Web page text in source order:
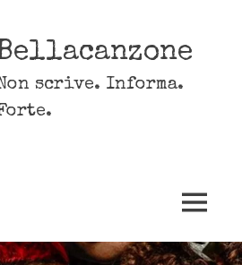
scrive. Informa.
MENU